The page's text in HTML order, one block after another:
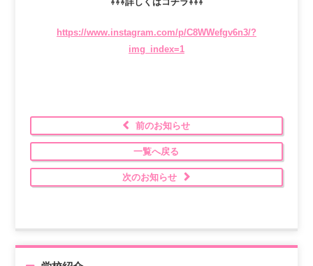
https://www.instagram.com/p/C8WWefgv6n3/?
img_index=1
前のお知らせ
一覧へ戻る
次のお知らせ